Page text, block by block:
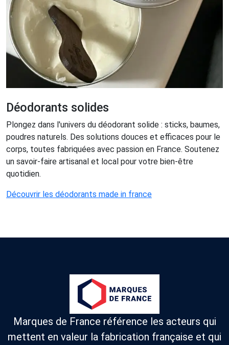
Déodorants solides
Plongez dans l'univers du déodorant solide : sticks, baumes,
poudres naturels. Des solutions douces et efficaces pour le
corps, toutes fabriquées avec passion en France. Soutenez
un savoir-faire artisanal et local pour votre bien-être
quotidien.
Découvrir les déodorants made in france
Marques de France référence les acteurs qui
mettent en valeur la fabrication française et qui